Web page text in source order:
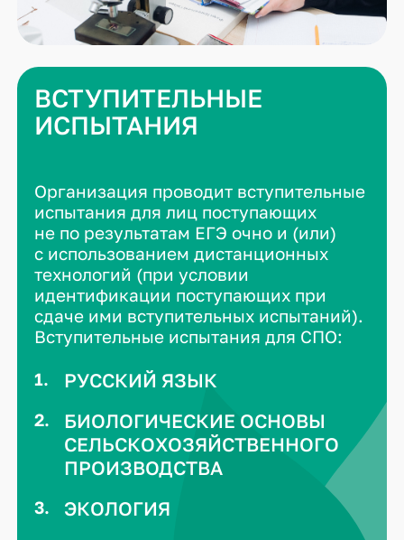
ВСТУПИТЕЛЬНЫЕ
ИСПЫТАНИЯ
Организация проводит вступительные
испытания для лиц поступающих
не по результатам ЕГЭ очно и (или)
с использованием дистанционных
технологий (при условии
идентификации поступающих при
сдаче ими вступительных испытаний).
Вступительные испытания для СПО:
РУССКИЙ ЯЗЫК
БИОЛОГИЧЕСКИЕ ОСНОВЫ
СЕЛЬСКОХОЗЯЙСТВЕННОГО
ПРОИЗВОДСТВА
ЭКОЛОГИЯ